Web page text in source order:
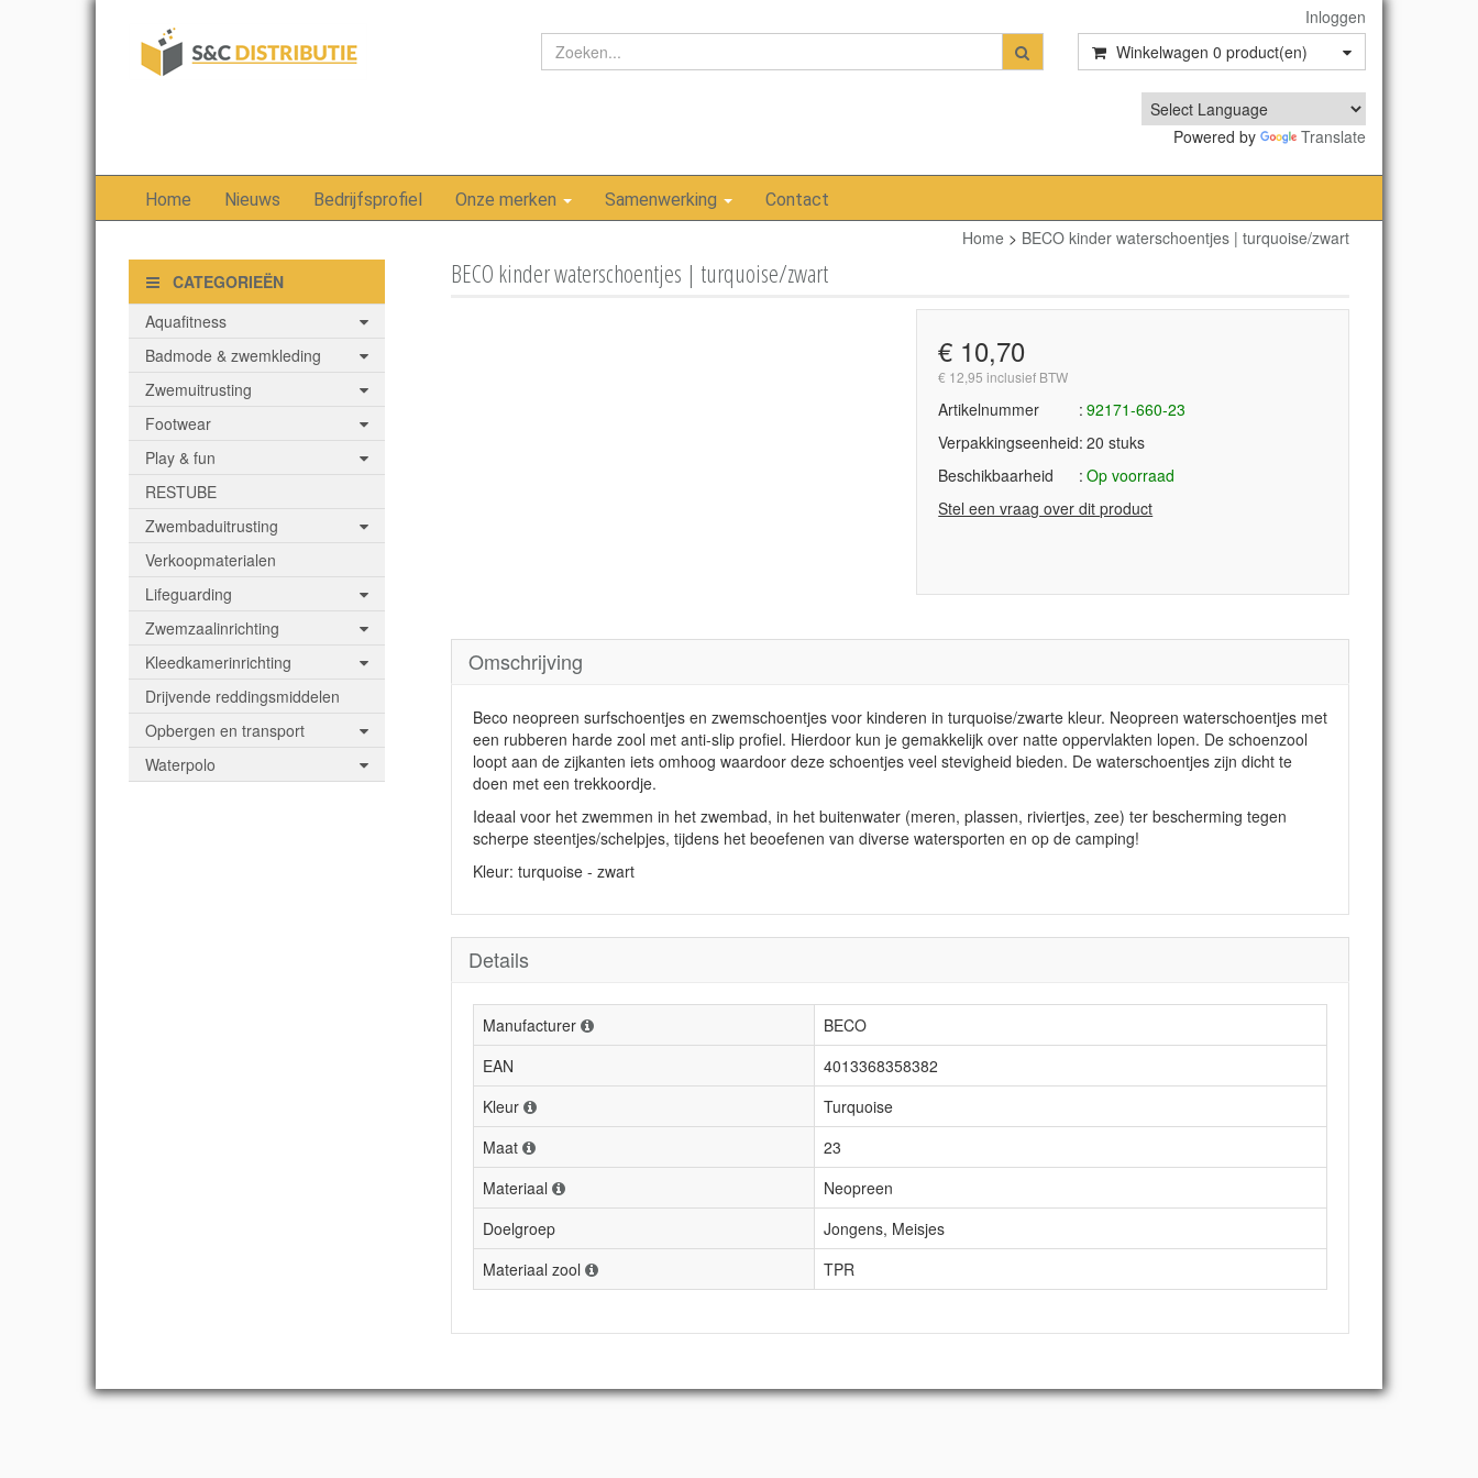
Inloggen
Winkelwagen 0 product(en)
Powered by Translate
Home Nieuws Bedrijfsprofiel Onze merken Samenwerking Contact
Home > BECO kinder waterschoentjes | turquoise/zwart
CATEGORIEËN
Aquafitness
Badmode & zwemkleding
Zwemuitrusting
Footwear
Play & fun
RESTUBE
Zwembaduitrusting
Verkoopmaterialen
Lifeguarding
Zwemzaalinrichting
Kleedkamerinrichting
Drijvende reddingsmiddelen
Opbergen en transport
Waterpolo
BECO kinder waterschoentjes | turquoise/zwart
€ 10,70
€ 12,95 inclusief BTW
Artikelnummer
92171-660-23
Verpakkingseenheid 20 stuks
Beschikbaarheid
Op voorraad
Stel een vraag over dit product
Omschrijving
Beco neopreen surfschoentjes en zwemschoentjes voor kinderen in turquoise/zwarte kleur. Neopreen waterschoentjes met
een rubberen harde zool met anti-slip profiel. Hierdoor kun je gemakkelijk over natte oppervlakten lopen. De schoenzool
loopt aan de zijkanten iets omhoog waardoor deze schoentjes veel stevigheid bieden. De waterschoentjes zijn dicht te
doen met een trekkoordje.
Ideaal voor het zwemmen in het zwembad, in het buitenwater (meren, plassen, riviertjes, zee) ter bescherming tegen
scherpe steentjes/schelpjes, tijdens het beoefenen van diverse watersporten en op de camping!
Kleur: turquoise - zwart
Details
Manufacturer
BECO
EAN
4013368358382
Kleur
Turquoise
Maat
23
Materiaal
Neopreen
Doelgroep
Jongens, Meisjes
Materiaal zool
TPR